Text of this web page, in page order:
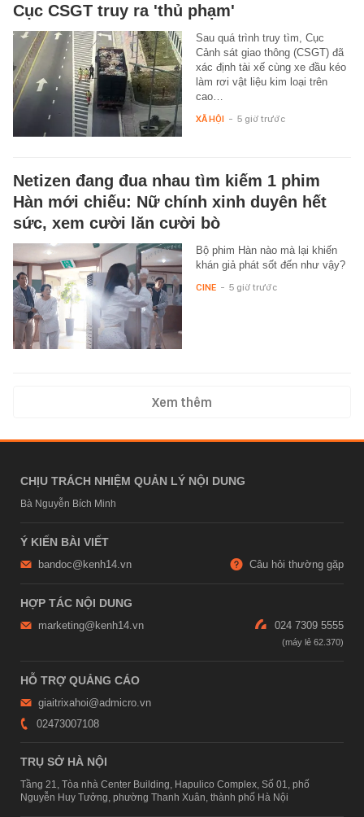
Cục CSGT truy ra 'thủ phạm'
Sau quá trình truy tìm, Cục
Cảnh sát giao thông (CSGT) đã
xác định tài xế cùng xe đầu kéo
làm rơi vật liệu kim loại trên
cao…
XÃ HỘI - 5 giờ trước
Netizen đang đua nhau tìm kiếm 1 phim
Hàn mới chiếu: Nữ chính xinh duyên hết
sức, xem cười lăn cười bò
Bộ phim Hàn nào mà lại khiến
khán giả phát sốt đến như vậy?
CINE - 5 giờ trước
Xem thêm
CHỊU TRÁCH NHIỆM QUẢN LÝ NỘI DUNG
Bà Nguyễn Bích Minh
Ý KIẾN BÀI VIẾT
bandoc@kenh14.vn Câu hỏi thường gặp
HỢP TÁC NỘI DUNG
marketing@kenh14.vn 024 7309 5555
HỖ TRỢ QUẢNG CÁO
giaitrixahoi@admicro.vn
02473007108
TRỤ SỞ HÀ NỘI
Tầng 21, Tòa nhà Center Building, Hapulico Complex, Số 01, phố
Nguyễn Huy Tưởng, phường Thanh Xuân, thành phố Hà Nội